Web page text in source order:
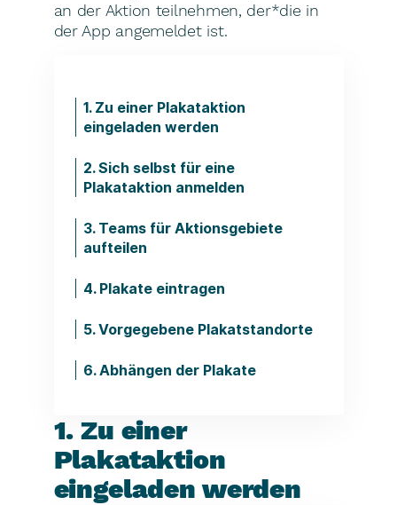
an der Aktion teilnehmen, der*die in
der App angemeldet ist.
1. Zu einer Plakataktion
eingeladen werden
2. Sich selbst für eine
Plakataktion anmelden
3. Teams für Aktionsgebiete
aufteilen
4. Plakate eintragen
5. Vorgegebene Plakatstandorte
6. Abhängen der Plakate
1. Zu einer
Plakataktion
eingeladen werden